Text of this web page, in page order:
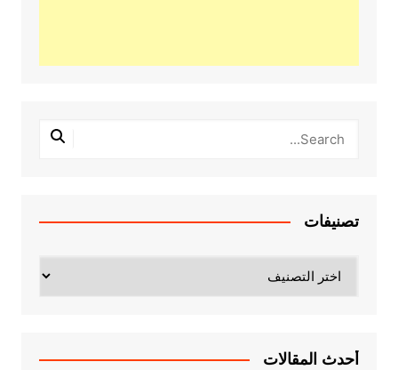
تصنيفات
أحدث المقالات